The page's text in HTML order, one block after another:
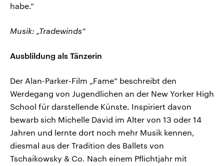
habe.“
Musik: „Tradewinds“
Ausblildung als Tänzerin
Der Alan-Parker-Film „Fame“ beschreibt den
Werdegang von Jugendlichen an der New Yorker High
School für darstellende Künste. Inspiriert davon
bewarb sich Michelle David im Alter von 13 oder 14
Jahren und lernte dort noch mehr Musik kennen,
diesmal aus der Tradition des Ballets von
Tschaikowsky & Co. Nach einem Pflichtjahr mit